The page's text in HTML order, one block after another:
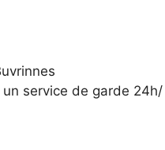
un service de garde 24h/